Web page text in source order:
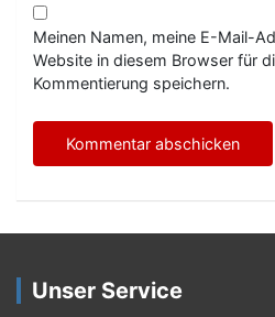
Meinen Namen, meine E-Mail-
Website in diesem Browser für
Kommentierung speichern.
Unser Service